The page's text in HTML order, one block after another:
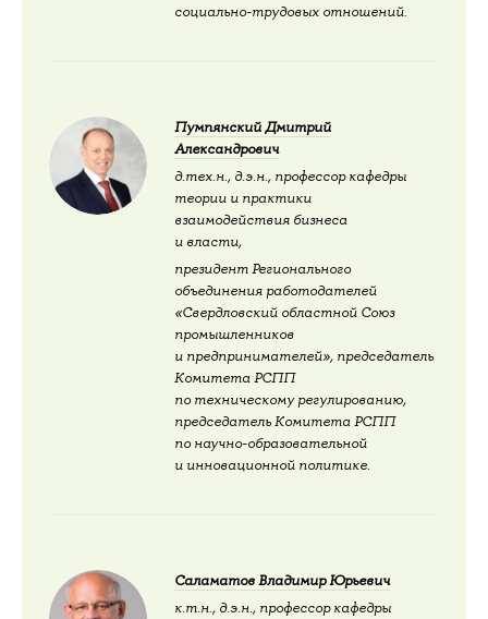
социально-трудовых отношений.
Пумпянский Дмитрий
Александрович
д.тех.н., д.э.н., профессор кафедры
теории и практики
взаимодействия бизнеса
и власти,
президент Регионального
объединения работодателей
«Свердловский областной Союз
промышленников
и предпринимателей», председатель
Комитета РСПП
по техническому регулированию,
председатель Комитета РСПП
по научно-образовательной
и инновационной политике.
Саламатов Владимир Юрьевич
к.т.н., д.э.н., профессор кафедры